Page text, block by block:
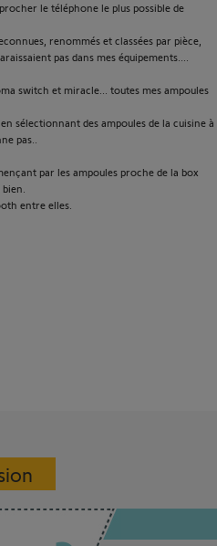
le téléphone le plus possible de
renommés et classées par pièce,
pas dans mes équipements....
switch et miracle... toutes mes ampoules
sélectionnant des ampoules de la cuisine à
pas..
par les ampoules proche de la box
entre elles.